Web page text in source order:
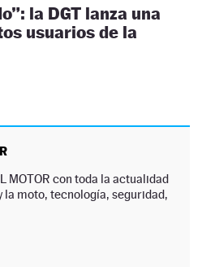
la DGT lanza una
usuarios de la
MOTOR con toda la actualidad
la moto, tecnología, seguridad,